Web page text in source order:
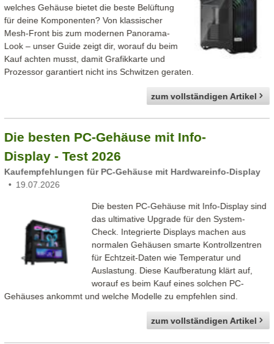
welches Gehäuse bietet die beste Belüftung
für deine Komponenten? Von klassischer
Mesh-Front bis zum modernen Panorama-
Look – unser Guide zeigt dir, worauf du beim
Kauf achten musst, damit Grafikkarte und
Prozessor garantiert nicht ins Schwitzen geraten.
zum vollständigen Artikel
Die besten PC-Gehäuse mit Info-
Display - Test 2026
Kaufempfehlungen für PC-Gehäuse mit Hardwareinfo-Display
19.07.2026
Die besten PC-Gehäuse mit Info-Display sind
das ultimative Upgrade für den System-
Check. Integrierte Displays machen aus
normalen Gehäusen smarte Kontrollzentren
für Echtzeit-Daten wie Temperatur und
Auslastung. Diese Kaufberatung klärt auf,
worauf es beim Kauf eines solchen PC-
Gehäuses ankommt und welche Modelle zu empfehlen sind.
zum vollständigen Artikel